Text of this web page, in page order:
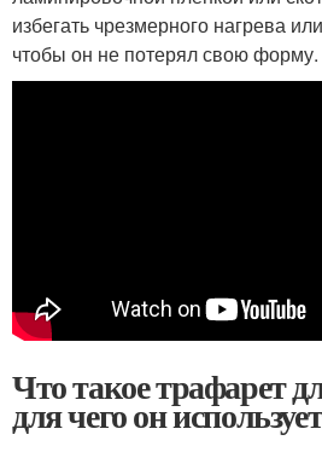
избегать чрезмерного нагрева
чтобы он не потерял свою форму.
Что такое трафарет
для чего он